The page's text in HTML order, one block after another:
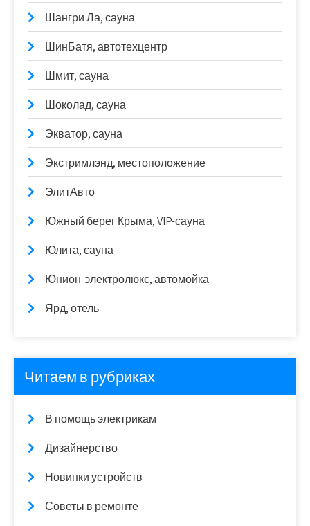
Шангри Ла, сауна
ШинБатя, автотехцентр
Шмит, сауна
Шоколад, сауна
Экватор, сауна
Экстримлэнд, местоположение
ЭлитАвто
Южный берег Крыма, VIP-сауна
Юлита, сауна
Юнион-электролюкс, автомойка
Ярд, отель
Читаем в рубриках
В помощь электрикам
Дизайнерство
Новинки устройств
Советы в ремонте